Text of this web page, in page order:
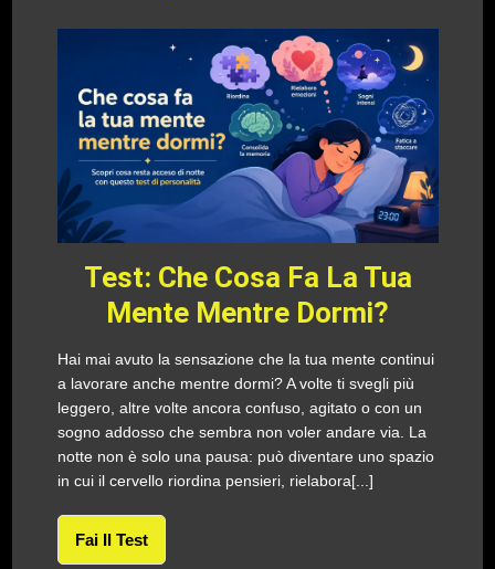
Test: Che Cosa Fa La Tua
Mente Mentre Dormi?
Hai mai avuto la sensazione che la tua mente continui
a lavorare anche mentre dormi? A volte ti svegli più
leggero, altre volte ancora confuso, agitato o con un
sogno addosso che sembra non voler andare via. La
notte non è solo una pausa: può diventare uno spazio
in cui il cervello riordina pensieri, rielabora[...]
Fai Il Test